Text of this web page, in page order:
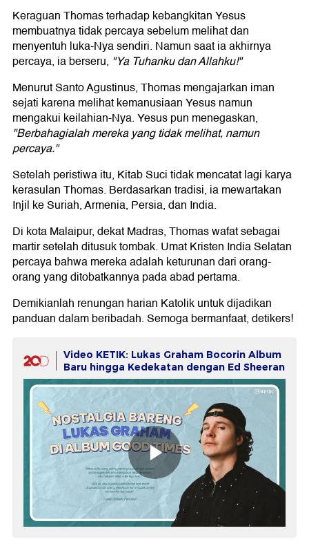
Keraguan Thomas terhadap kebangkitan Yesus
membuatnya tidak percaya sebelum melihat dan
menyentuh luka-Nya sendiri. Namun saat ia akhirnya
percaya, ia berseru, "Ya Tuhanku dan Allahku!"
Menurut Santo Agustinus, Thomas mengajarkan iman
sejati karena melihat kemanusiaan Yesus namun
mengakui keilahian-Nya. Yesus pun menegaskan,
"Berbahagialah mereka yang tidak melihat, namun
percaya."
Setelah peristiwa itu, Kitab Suci tidak mencatat lagi karya
kerasulan Thomas. Berdasarkan tradisi, ia mewartakan
Injil ke Suriah, Armenia, Persia, dan India.
Di kota Malaipur, dekat Madras, Thomas wafat sebagai
martir setelah ditusuk tombak. Umat Kristen India Selatan
percaya bahwa mereka adalah keturunan dari orang-
orang yang ditobatkannya pada abad pertama.
Demikianlah renungan harian Katolik untuk dijadikan
panduan dalam beribadah. Semoga bermanfaat, detikers!
Video KETIK: Lukas Graham Bocorin Album
Baru hingga Kedekatan dengan Ed Sheeran